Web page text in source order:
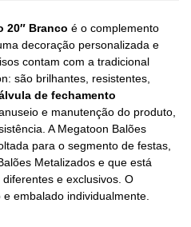
20″ Branco é o complemento
decoração personalizada e
contam com a tradicional
são brilhantes, resistentes,
de fechamento
e manutenção do produto,
A Megatoon Balões
para o segmento de festas,
Metalizados e que está
e exclusivos. O
embalado individualmente.